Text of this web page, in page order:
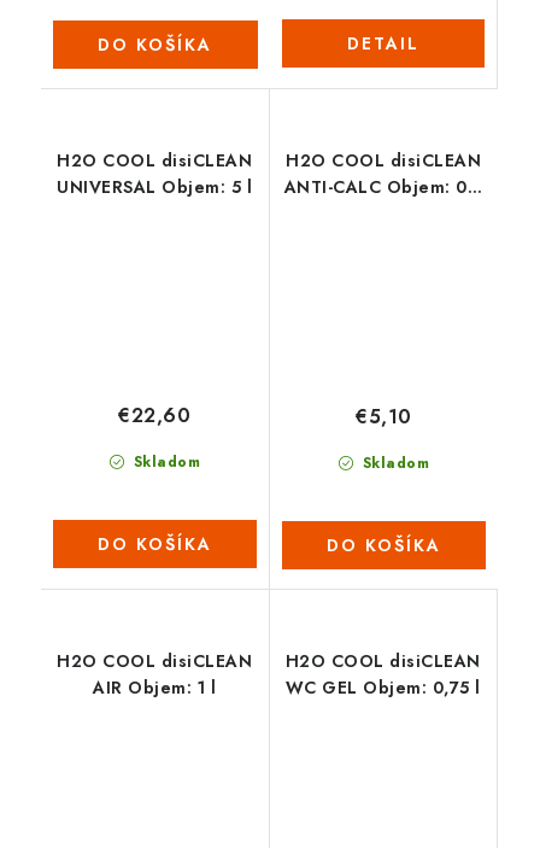
DO KOŠÍKA DETAIL
H2O COOL disiCLEAN
UNIVERSAL Objem: 5 l
Skladom
€22,60
DO KOŠÍKA
H2O COOL disiCLEAN
ANTI-CALC Objem: 0,5
Skladom
€5,10
DO KOŠÍKA
H2O COOL disiCLEAN
AIR Objem: 1 l
H2O COOL disiCLEAN
WC GEL Objem: 0,75 l